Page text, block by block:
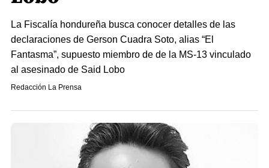
La Fiscalía hondureña busca conocer detalles de las
declaraciones de Gerson Cuadra Soto, alias “El
Fantasma”, supuesto miembro de de la MS-13 vinculado
al asesinado de Said Lobo
Redacción La Prensa